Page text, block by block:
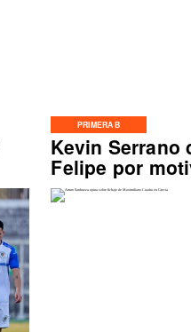
PRIMERA B
Kevin Serrano
Felipe por